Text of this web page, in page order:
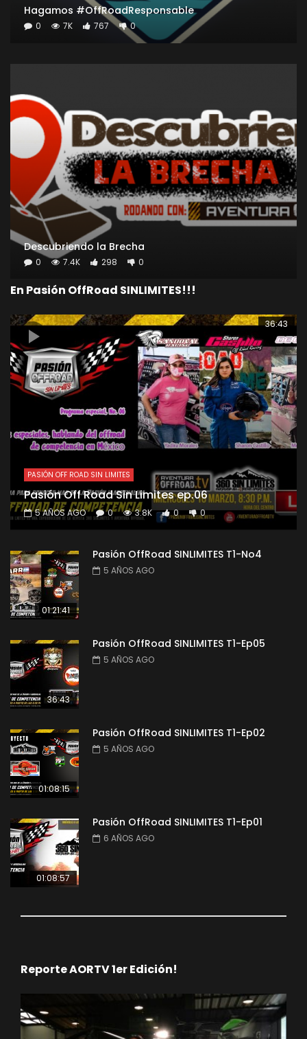
Hagamos #OffRoadResponsable
0 7K 767 0
Descubriendo la Brecha
0 7.4K 298 0
En Pasión OffRoad SINLIMITES!!!
36:43
PASIÓN OFF ROAD SIN LIMITES
Pasión Off Road Sin Limites ep.06
5 AÑOS AGO 0 3.8K 0 0
01:21:41
Pasión OffRoad SINLIMITES T1-No4
5 AÑOS AGO
36:43
Pasión OffRoad SINLIMITES T1-Ep05
5 AÑOS AGO
01:08:15
Pasión OffRoad SINLIMITES T1-Ep02
5 AÑOS AGO
01:08:57
Pasión OffRoad SINLIMITES T1-Ep01
6 AÑOS AGO
Reporte AORTV 1er Edición!